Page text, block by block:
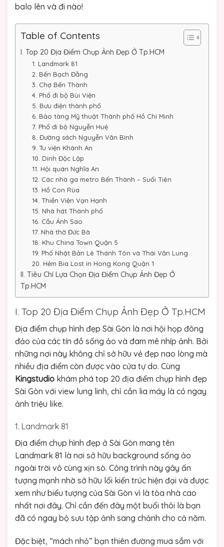
balo lên và đi nào!
Table of Contents
I. Top 20 Địa Điểm Chụp Ảnh Đẹp Ở Tp.HCM
1. Landmark 81
2. Bến Bạch Đằng
3. Chợ Bến Thành
4. Phố đi bộ Bùi Viện
5. Bưu điện thành phố
6. Bảo tàng Mỹ thuật Thành phố Hồ Chí Minh
7. Phố đi bộ Nguyễn Huệ
8. Đường sách Nguyễn Văn Bình
9. Tu viện Khánh An
10. Dinh Độc Lập
11. Hội quán Nghĩa An
12. Các nhà ga metro Bến Thành – Suối Tiên
13. Hồ Con Rùa
14. Thiền Viện Vạn Hạnh
15. Nhà hát Thành phố
16. Cầu Ánh Sao
17. Nhà thờ Đức Bà
18. Khu China Town Quận 5
19. Phố Nhật Bản Lê Thánh Tôn và Thái Văn Lung
20. Hẻm Bia Lost in Hong Kong Quận 1
II. Tiêu Chí Lựa Chọn Địa Điểm Chụp Ảnh Đẹp Ở
Tp.HCM
I. Top 20 Địa Điểm Chụp Ảnh Đẹp Ở Tp.HCM
Địa điểm chụp hình đẹp Sài Gòn là nơi hội họp đông
đảo của các tín đồ sống ảo và đam mê nhíp ảnh. Bởi
những nơi này không chỉ sở hữu vẻ đẹp nao lòng mà
nhiều địa điểm còn được vào cửa tự do. Cùng
Kingstudio khám phá top 20 địa điểm chụp hình đẹp
Sài Gòn với view lung linh, chỉ cần lia máy là có ngay
ảnh triệu like.
1. Landmark 81
Địa điểm chụp hình đẹp ở Sài Gòn mang tên
Landmark 81 là nơi sở hữu background sống ảo
ngoài trời vô cùng xịn sò. Công trình này gây ấn
tượng mạnh nhờ sở hữu lối kiến trúc hiện đại và được
xem như biểu tượng của Sài Gòn vì là tòa nhà cao
nhất nơi đây. Chỉ cần đến đây một buổi thôi là bạn
đã có ngay bộ sưu tập ảnh sang chảnh cho cả năm.
Đặc biệt, “mách nhỏ” bạn thiên đường mua sắm với